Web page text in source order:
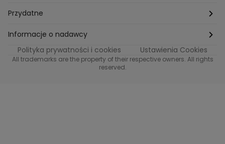
Etyka
Supplier Diversity
Polityka podatkowa
Przydatne
Biuro Prasowe
Biuro Reklamy
Informacje o nadawcy
Informacje o nadawcy programu METRO
Polityka prywatności i cookies Ustawienia Cookies
All trademarks are the property of their respective owners. All rights
reserved.